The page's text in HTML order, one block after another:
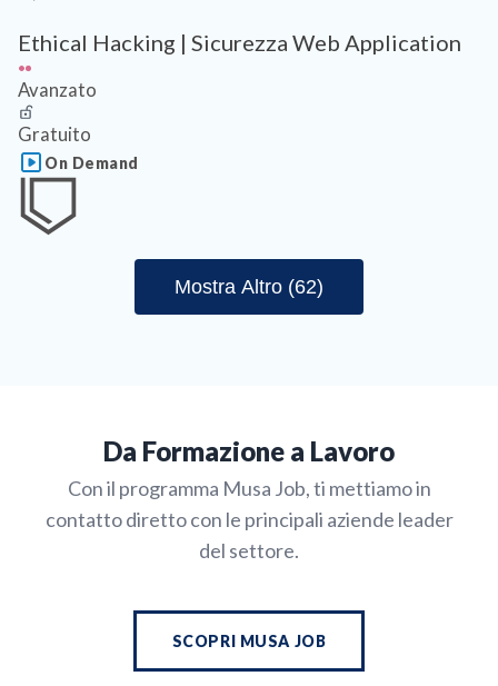
Ethical Hacking | Sicurezza Web Application
Avanzato
Gratuito
On Demand
Mostra Altro (62)
Da Formazione a Lavoro
Con il programma Musa Job, ti mettiamo in
contatto diretto con le principali aziende leader
del settore.
SCOPRI MUSA JOB